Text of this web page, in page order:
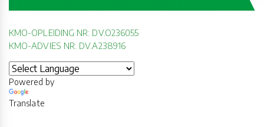
KMO-OPLEIDING NR: DV.O236055
KMO-ADVIES NR: DV.A238916
Powered by
Translate